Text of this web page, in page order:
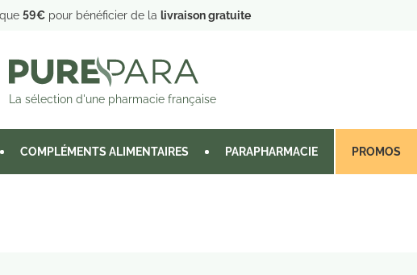
59€ pour bénéficier de la livraison gratuite
La sélection d'une pharmacie française
COMPLÉMENTS ALIMENTAIRES PARAPHARMACIE PROMOS